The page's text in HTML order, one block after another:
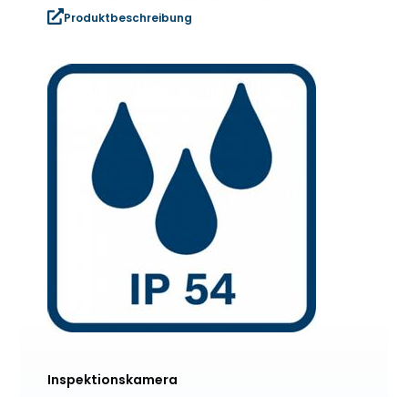
Produktbeschreibung
Inspektionskamera